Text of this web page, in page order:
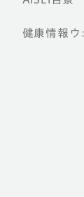
健康情報ウ